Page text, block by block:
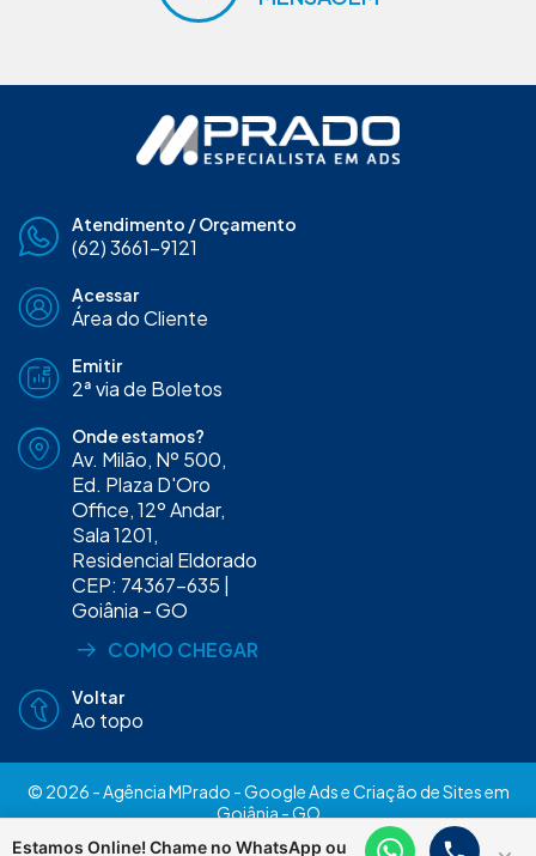
Atendimento / Orçamento
(62) 3661-9121
Acessar
Área do Cliente
Emitir
2ª via de Boletos
Onde estamos?
Av. Milão, Nº 500,
Ed. Plaza D'Oro
Office, 12º Andar,
Sala 1201,
Residencial Eldorado
CEP: 74367-635 |
Goiânia - GO
COMO CHEGAR
Voltar
Ao topo
© 2026 - Agência MPrado - Google Ads e Criação de Sites em
Goiânia - GO
Trabalhe Conosco